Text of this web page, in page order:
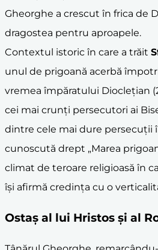
Gheorghe a crescut în frica de
dragostea pentru aproapele.
Contextul istoric în care a trăit
unul de prigoană acerbă
vremea împăratului Diocleţian
cei mai crunți persecutori ai
dintre cele mai dure persecuții
cunoscută drept „Marea
climat de teroare religioasă în
își afirmă credința cu o
Ostaș al lui Hristos și al